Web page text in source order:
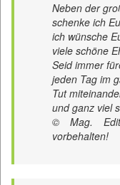
Neben der
schenke ich
ich wünsche
viele schöne
Seid immer
jeden Tag im
Tut
und ganz viel
© Mag.
vorbehalten!